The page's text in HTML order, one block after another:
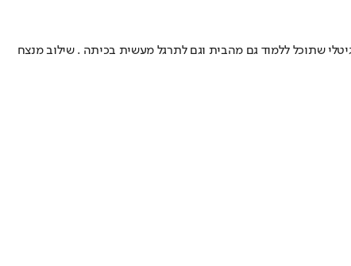
הדיגיטלי שתוכל ללמוד גם מהבית וגם לתרגל מעשית בכיתה . שילוב מנצח